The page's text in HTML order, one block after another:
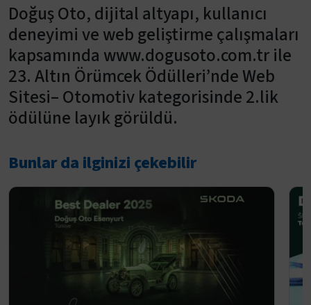
Doğuş Oto, dijital altyapı, kullanıcı
deneyimi ve web geliştirme çalışmaları
kapsamında www.dogusoto.com.tr ile
23. Altın Örümcek Ödülleri’nde Web
Sitesi– Otomotiv kategorisinde 2.lik
ödülüne layık görüldü.
Bunlar da ilginizi çekebilir